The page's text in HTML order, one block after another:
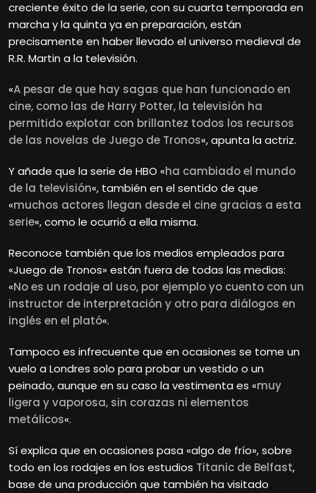
creciente éxito de la serie, con su cuarta temporada en
marcha y la quinta ya en preparación, están
precisamente en haber llevado el universo medieval de
R.R. Martin a la televisión.
«A pesar de que hay sagas que han funcionado en
cine, como las de Harry Potter, la televisión ha
permitido explotar con brillantez todos los recursos
de las novelas de Juego de Tronos«, apunta la actriz.
Y añade que la serie de HBO «ha cambiado el mundo
de la televisión«, también en el sentido de que
«muchos actores llegan desde el cine gracias a esta
serie«, como le ocurrió a ella misma.
Reconoce también que los medios empleados para
«Juego de Tronos» están fuera de todas las medias:
«No es un rodaje al uso, por ejemplo yo cuento con un
instructor de interpretación y otro para diálogos en
inglés en el plató«.
Tampoco es infrecuente que en ocasiones se tome un
vuelo a Londres solo para probar un vestido o un
peinado, aunque en su caso la vestimenta es «muy
ligera y vaporosa, sin corazas ni elementos
metálicos«.
Sí explica que en ocasiones pasa «algo de frío», sobre
todo en los rodajes en los estudios Titanic de Belfast,
base de una producción que también ha visitado